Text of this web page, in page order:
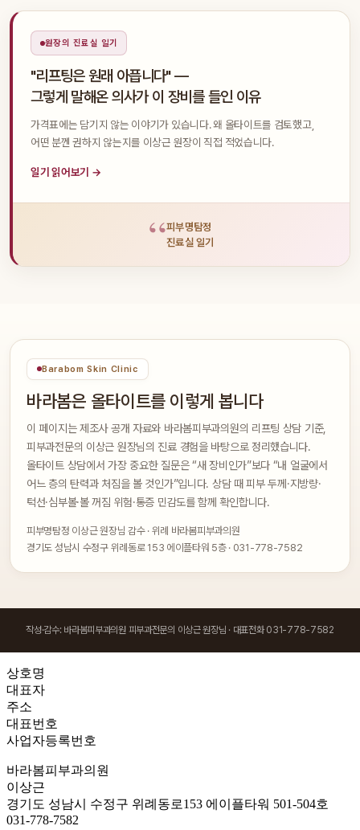
원장의 진료실 일기
"리프팅은 원래 아픕니다" —
그렇게 말해온 의사가 이 장비를 들인 이유
가격표에는 담기지 않는 이야기가 있습니다. 왜 올타이트를 검토했고,
어떤 분껜 권하지 않는지를 이상근 원장이 직접 적었습니다.
일기 읽어보기 →
“피부명탐정
진료실 일기
Barabom Skin Clinic
바라봄은 올타이트를 이렇게 봅니다
이 페이지는 제조사 공개 자료와 바라봄피부과의원의 리프팅 상담 기준,
피부과전문의 이상근 원장님의 진료 경험을 바탕으로 정리했습니다.
올타이트 상담에서 가장 중요한 질문은 “새 장비인가”보다 “내 얼굴에서
어느 층의 탄력과 처짐을 볼 것인가”입니다. 상담 때 피부 두께·지방량·
턱선·심부볼·볼 꺼짐 위험·통증 민감도를 함께 확인합니다.
피부명탐정 이상근 원장님 감수 · 위례 바라봄피부과의원
경기도 성남시 수정구 위례동로 153 에이플타워 5층 · 031-778-7582
작성·감수: 바라봄피부과의원 피부과전문의 이상근 원장님 · 대표전화 031-778-7582
상호명
대표자
주소
대표번호
사업자등록번호
바라봄피부과의원
이상근
경기도 성남시 수정구 위례동로153 에이플타워 501-504호
031-778-7582